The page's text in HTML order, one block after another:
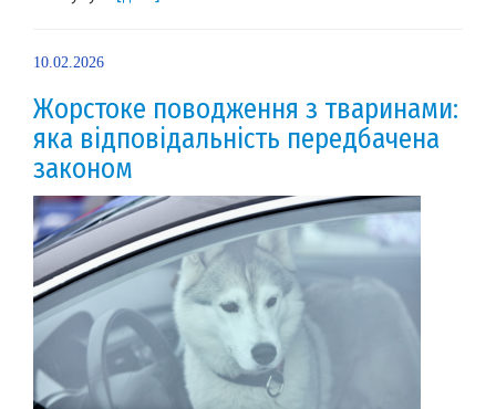
10.02.2026
Жорстоке поводження з тваринами:
яка відповідальність передбачена
законом